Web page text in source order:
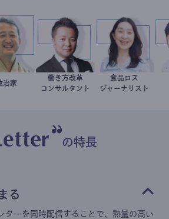
小坂英二
政治家 新田龍
働き方改革
コンサルタント
井出留美
食品ロス
ジャーナリスト
の特長
る
ターを同時配信することで、熱量の高い